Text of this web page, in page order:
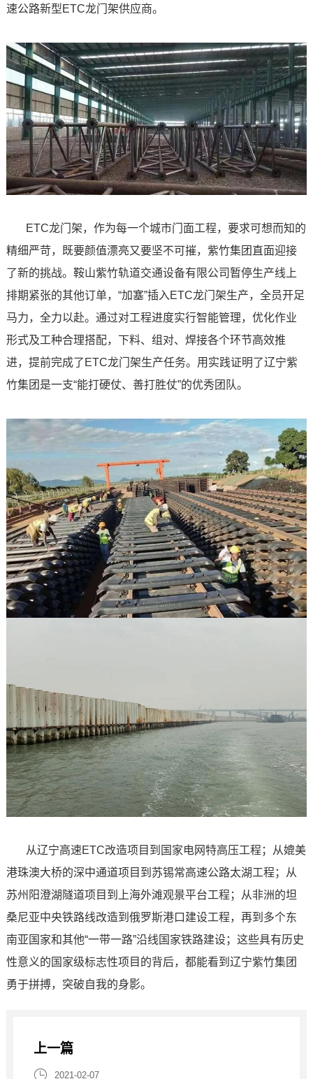
速公路新型ETC龙门架供应商。
ETC龙门架，作为每一个城市门面工程，要求可想而知的
精细严苛，既要颜值漂亮又要坚不可摧，紫竹集团直面迎接
了新的挑战。鞍山紫竹轨道交通设备有限公司暂停生产线上
排期紧张的其他订单，“加塞”插入ETC龙门架生产，全员开足
马力，全力以赴。通过对工程进度实行智能管理，优化作业
形式及工种合理搭配，下料、组对、焊接各个环节高效推
进，提前完成了ETC龙门架生产任务。用实践证明了辽宁紫
竹集团是一支“能打硬仗、善打胜仗”的优秀团队。
从辽宁高速ETC改造项目到国家电网特高压工程；从媲美
港珠澳大桥的深中通道项目到苏锡常高速公路太湖工程；从
苏州阳澄湖隧道项目到上海外滩观景平台工程；从非洲的坦
桑尼亚中央铁路线改造到俄罗斯港口建设工程，再到多个东
南亚国家和其他“一带一路”沿线国家铁路建设；这些具有历史
性意义的国家级标志性项目的背后，都能看到辽宁紫竹集团
勇于拼搏，突破自我的身影。
上一篇
 2021-02-07